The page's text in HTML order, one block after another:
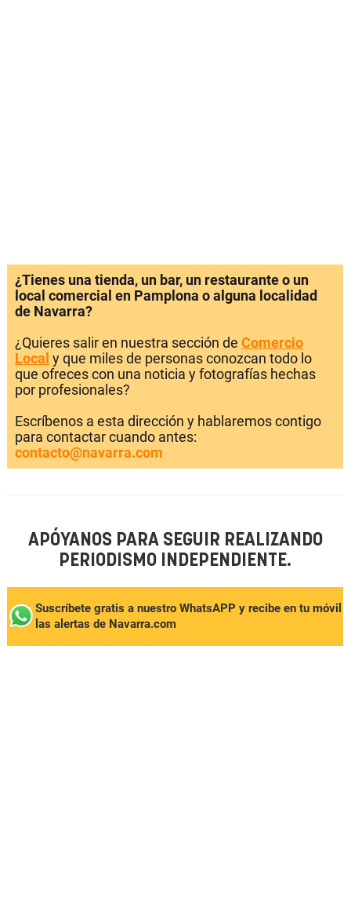
¿Tienes una tienda, un bar, un restaurante o un
local comercial en Pamplona o alguna localidad
de Navarra?
¿Quieres salir en nuestra sección de Comercio
Local y que miles de personas conozcan todo lo
que ofreces con una noticia y fotografías hechas
por profesionales?
Escríbenos a esta dirección y hablaremos contigo
para contactar cuando antes:
contacto@navarra.com
APÓYANOS PARA SEGUIR REALIZANDO
PERIODISMO INDEPENDIENTE.
Suscríbete gratis a nuestro WhatsAPP y recibe en tu móvil
las alertas de Navarra.com